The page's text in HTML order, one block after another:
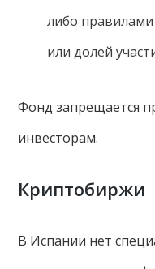
либо правилами
или долей
Фонд запрещается
инвесторам.
Криптобиржи
В Испании нет